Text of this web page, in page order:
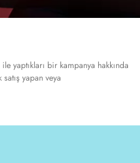
yaptıkları bir kampanya hakkında
yapan veya